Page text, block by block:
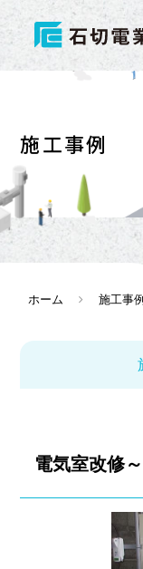
施工事例
ホーム 施工事
工事内容別
キュー
その他
電気室改修